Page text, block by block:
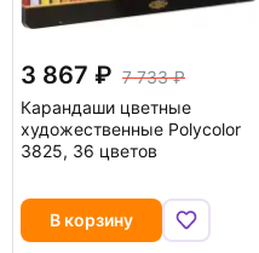
3 867
7 733
Карандаши цветные
художественные Polycolor
3825, 36 цветов
В корзину